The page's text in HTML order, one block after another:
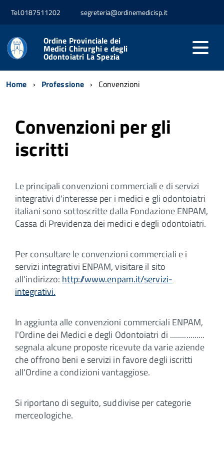
Tel.0187511202 segreteria@ordinemedicisp.it
Ordine Provinciale dei
Medici Chirurghi e degli
Odontoiatri La Spezia
Home Professione Convenzioni
Convenzioni per gli
iscritti
Le principali convenzioni commerciali e di servizi
integrativi d'interesse per i medici e gli odontoiatri
italiani sono sottoscritte dalla Fondazione ENPAM,
Cassa di Previdenza dei medici e degli odontoiatri.
Per consultare le convenzioni commerciali e i
servizi integrativi ENPAM, visitare il sito
all'indirizzo: http://www.enpam.it/servizi-
integrativi.
In aggiunta alle convenzioni commerciali ENPAM,
l'Ordine dei Medici e degli Odontoiatri di .................
segnala alcune proposte ricevute da varie aziende
che offrono beni e servizi in favore degli iscritti
all'Ordine a condizioni vantaggiose.
Si riportano di seguito, suddivise per categorie
merceologiche.